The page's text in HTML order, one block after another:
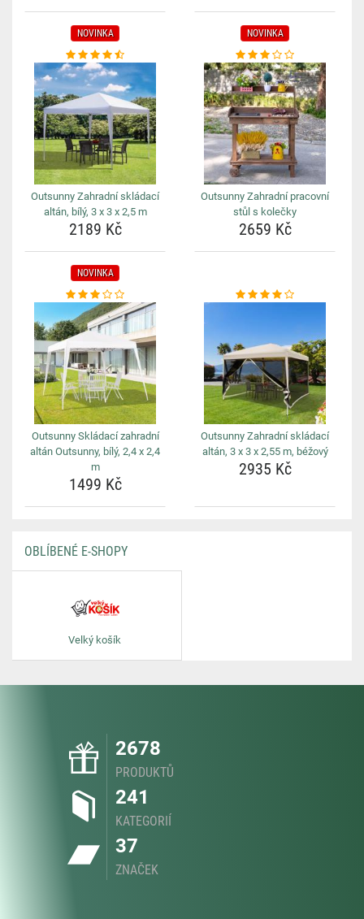
NOVINKA
Outsunny Zahradní skládací
altán, bílý, 3 x 3 x 2,5 m
2189 Kč
NOVINKA
Outsunny Zahradní pracovní
stůl s kolečky
2659 Kč
NOVINKA
Outsunny Skládací zahradní
altán Outsunny, bílý, 2,4 x 2,4
m
1499 Kč
Outsunny Zahradní skládací
altán, 3 x 3 x 2,55 m, béžový
2935 Kč
OBLÍBENÉ E-SHOPY
Velký košík
2678
PRODUKTŮ
241
KATEGORIÍ
37
ZNAČEK